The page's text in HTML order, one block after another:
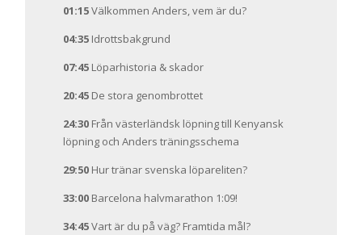
01:15Välkommen Anders, vem är du?
04:35Idrottsbakgrund
07:45Löparhistoria & skador
20:45De stora genombrottet
24:30Från västerländsk löpning till Kenyansk
löpning och Anders träningsschema
29:50Hur tränar svenska löpareliten?
33:00Barcelona halvmarathon 1:09!
34:45Vart är du på väg? Framtida mål?